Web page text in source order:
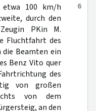
6
etwa 100 km/h
durch den
PKin M.
Fluchtfahrt des
Beamten ein
Benz Vito quer
des
von großen
von dem
an den